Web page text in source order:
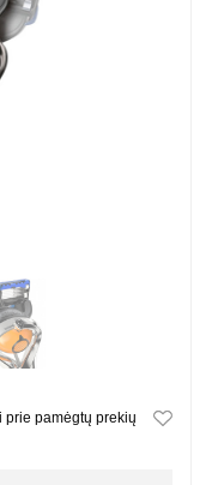
prie pamėgtų prekių